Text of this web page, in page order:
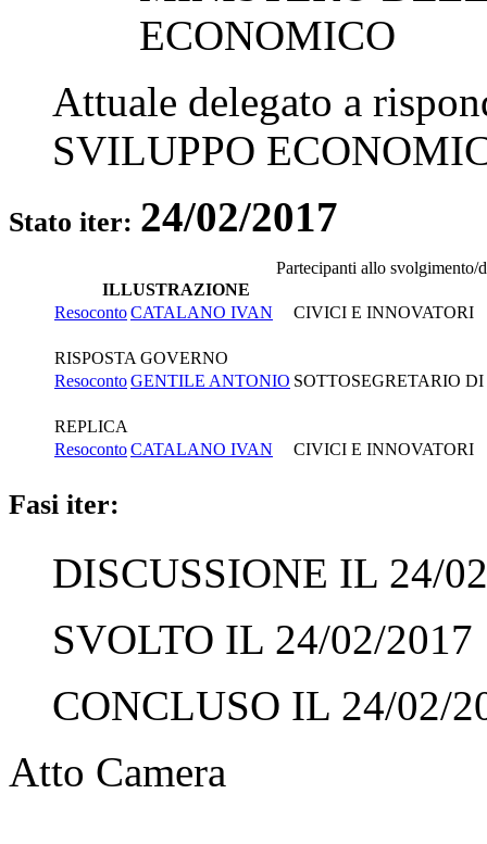
ECONOMICO
Attuale delegato a
SVILUPPO
Stato iter: 24/02/2017
Partecipanti allo svolgimento/
ILLUSTRAZIONE
ResocontoCATALANO IVAN CIVICI E INNOVATORI
RISPOSTA GOVERNO
ResocontoGENTILE ANTONIO SOTTOSEGRETARIO
REPLICA
ResocontoCATALANO IVAN CIVICI E INNOVATORI
Fasi iter:
DISCUSSIONE IL 24/
SVOLTO IL 24/02/2017
CONCLUSO IL 24/02/
Atto Camera